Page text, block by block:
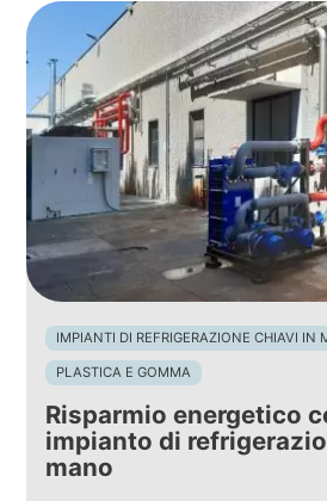
IMPIANTI DI REFRIGERAZIONE CHIAVI IN
PLASTICA E GOMMA
Risparmio energetico
impianto di
mano